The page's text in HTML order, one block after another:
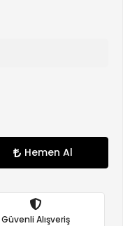
Hemen Al
Güvenli Alışveriş